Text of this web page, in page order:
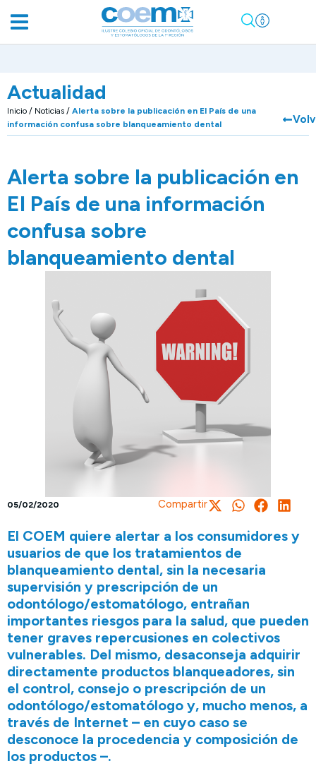
Actualidad
Inicio / Noticias / Alerta sobre la publicación en El País de una
información confusa sobre blanqueamiento dental
Alerta sobre la publicación en
El País de una información
confusa sobre
blanqueamiento dental
05/02/2020 Compartir
El COEM quiere alertar a los consumidores y
usuarios de que los tratamientos de
blanqueamiento dental, sin la necesaria
supervisión y prescripción de un
odontólogo/estomatólogo, entrañan
importantes riesgos para la salud, que pueden
tener graves repercusiones en colectivos
vulnerables. Del mismo, desaconseja adquirir
directamente productos blanqueadores, sin
el control, consejo o prescripción de un
odontólogo/estomatólogo y, mucho menos, a
través de Internet – en cuyo caso se
desconoce la procedencia y composición de
los productos –.